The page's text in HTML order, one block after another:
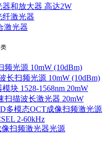
器和放大器 高达2W
纤激光器
激光器
频光源 10mW (10dBm)
长扫频光源 10mW (10dBm)
块 1528-1568nm 20mW
扫描波长激光器 20mW
多模态OCT成像扫频激光源
2-60kHz
扫频激光器光源